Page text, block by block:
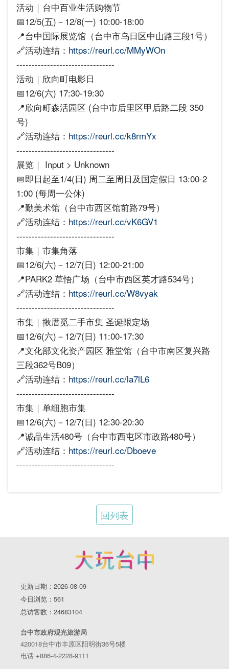
活动｜台中百业生活购物节
📅12/5(五)－12/8(一) 10:00-18:00
📍台中国际展览馆（台中市乌日区中山路三段1号）
🔗活动连结： https://reurl.cc/MMyWOn
--------------------------------
活动｜欣向町电影日
📅12/6(六) 17:30-19:30
📍欣向町森活园区 (台中市后里区甲后路二段 350
号)
🔗活动连结： https://reurl.cc/k8rmYx
--------------------------------
展览｜ Input > Unknown
📅即日起至1/4(日) 周二至周日及国定假日 13:00-2
1:00 (每周一公休)
📍勤美术馆（台中市西区馆前路79号）
🔗活动连结： https://reurl.cc/vK6GV1
--------------------------------
市集｜市集角落
📅12/6(六)－12/7(日) 12:00-21:00
📍PARK2 草悟广场（台中市西区英才路534号）
🔗活动连结： https://reurl.cc/W8vyak
--------------------------------
市集｜揪厝觅二手市集 圣诞限定场
📅12/6(六)－12/7(日) 11:00-17:30
📍文化部文化资产园区 雅堂馆（台中市南区复兴路
三段362号B09）
🔗活动连结： https://reurl.cc/la7lL6
--------------------------------
市集｜单细胞市集
📅12/6(六)－12/7(日) 12:30-20:30
📍诚品生活480号（台中市西屯区市政路480号）
🔗活动连结： https://reurl.cc/Dboeve
--------------------------------
回列表
更新日期：2026-08-09
今日浏览：561
总访客数：24683104
台中市政府观光旅游局
420018台中市丰原区阳明街36号5楼
电话 +886-4-2228-9111